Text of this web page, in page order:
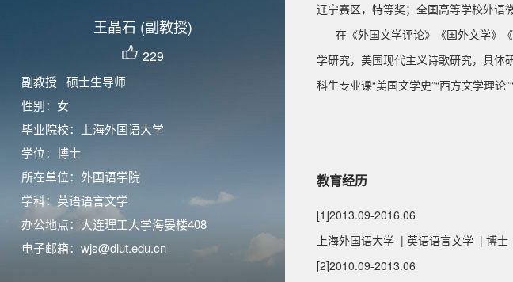
王晶石 (副教授)
229
副教授 硕士生导师
性别：女
毕业院校：上海外国语大学
学位：博士
所在单位：外国语学院
学科：英语语言文学
办公地点：大连理工大学海晏楼408
电子邮箱： wjs@dlut.edu.cn
辽宁赛区，特等奖；全国高等学校外语
在《外国文学评论》《国外文学》《
学研究，美国现代主义诗歌研究，具体
科生专业课“美国文学史”“西方文学理论
教育经历
[1]2013.09-2016.06
上海外国语大学 | 英语语言文学 | 博士
[2]2010.09-2013.06